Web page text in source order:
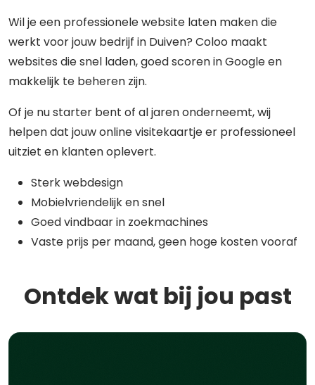
Wil je een professionele website laten maken die
werkt voor jouw bedrijf in Duiven? Coloo maakt
websites die snel laden, goed scoren in Google en
makkelijk te beheren zijn.
Of je nu starter bent of al jaren onderneemt, wij
helpen dat jouw online visitekaartje er professioneel
uitziet en klanten oplevert.
Sterk webdesign
Mobielvriendelijk en snel
Goed vindbaar in zoekmachines
Vaste prijs per maand, geen hoge kosten vooraf
Ontdek wat bij jou past